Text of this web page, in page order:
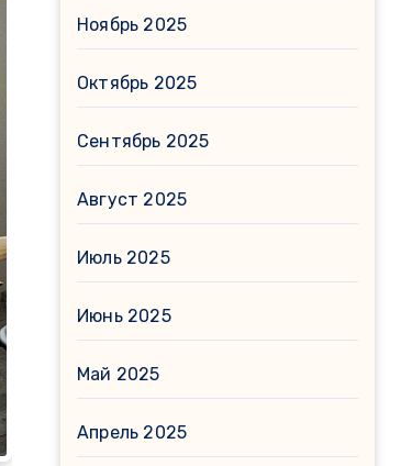
Ноябрь 2025
Октябрь 2025
Сентябрь 2025
Август 2025
Июль 2025
Июнь 2025
Май 2025
Апрель 2025